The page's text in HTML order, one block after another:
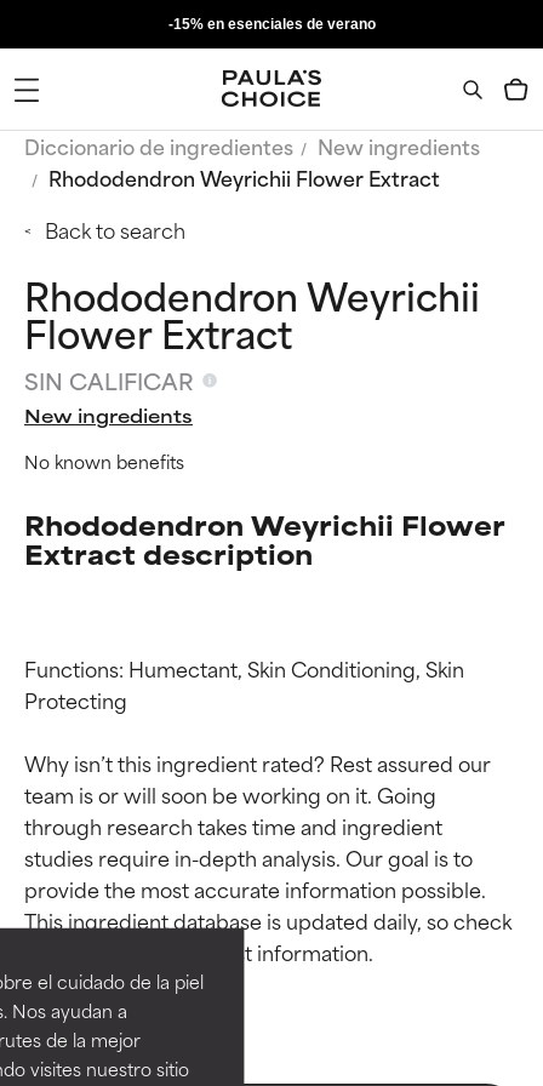
el cuidado de la piel
Nos ayudan a
de la mejor
visites nuestro sitio
-15% en esenciales de verano
Diccionario de ingredientes
New ingredients
Rhododendron Weyrichii Flower Extract
Back to search
Rhododendron Weyrichii
Flower Extract
SIN CALIFICAR
New ingredients
No known benefits
Rhododendron Weyrichii Flower
Extract description
Functions: Humectant, Skin Conditioning, Skin
Protecting
Why isn’t this ingredient rated? Rest assured our
team is or will soon be working on it. Going
through research takes time and ingredient
studies require in-depth analysis. Our goal is to
provide the most accurate information possible.
This ingredient database is updated daily, so check
Calificaciones de
ingredientes
EXCELENTE
Ingrediente sobresaliente con
beneficios reales para la piel. Su
Calificaciones de
ingredientes
EXCELENTE
Ingrediente sobresaliente con
beneficios reales para la piel. Su